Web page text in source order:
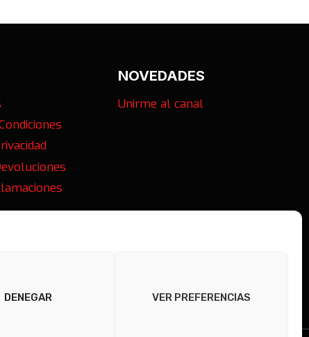
DENEGAR VER PREFERENCIAS
NOVEDADES
Unirme al canal